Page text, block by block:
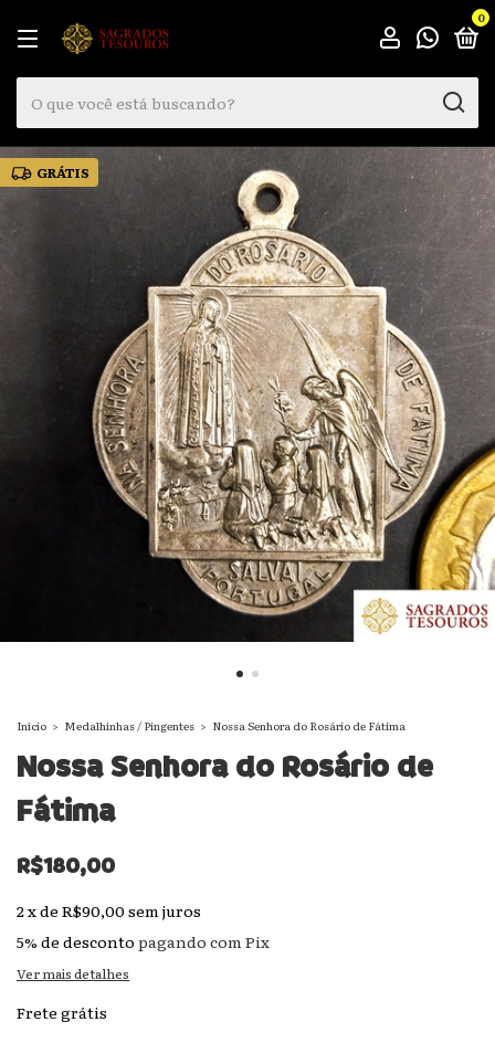
0
GRÁTIS
Início > Medalhinhas / Pingentes > Nossa Senhora do Rosário de Fátima
Nossa Senhora do Rosário de
Fátima
R$180,00
2xde R$90,00 sem juros
5% de desconto pagando com Pix
Ver mais detalhes
Frete grátis